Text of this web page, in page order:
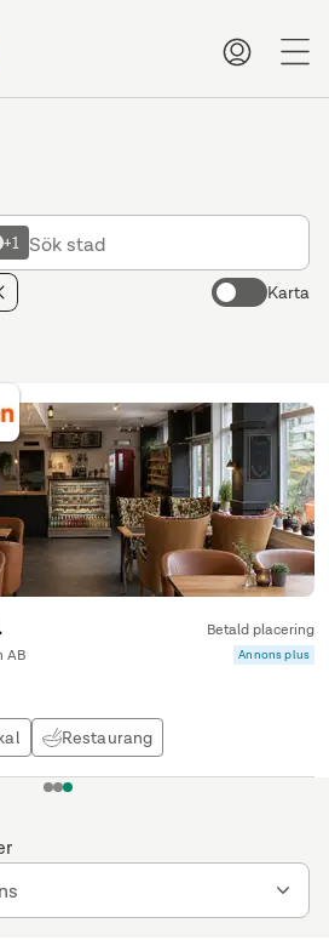
+1
Karta
Betald placering
AB
Annons plus
Restaurang
123